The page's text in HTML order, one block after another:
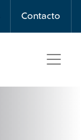
Contacto